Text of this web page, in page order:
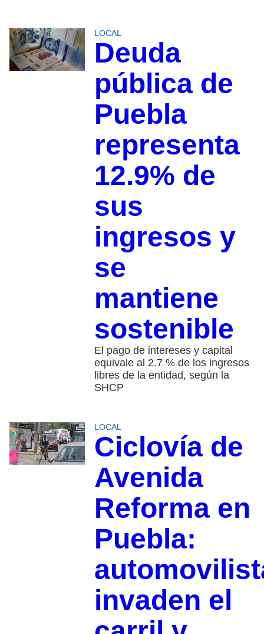
LOCAL
Deuda
pública de
Puebla
representa
12.9% de
sus
ingresos y
se
mantiene
sostenible
El pago de intereses y capital
equivale al 2.7 % de los ingresos
libres de la entidad, según la
SHCP
LOCAL
Ciclovía de
Avenida
Reforma en
Puebla:
invaden el